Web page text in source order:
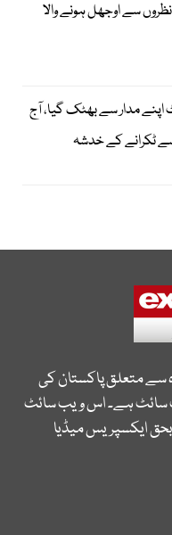
نظروں سے اوجھل ہونے والا
مدار سے بھٹک گیا، آج
ٹکرانے کے خدشہ
سے متعلق پاکستان کی
سائٹ ہے۔ اس ویب سائٹ
ایکسپریس میڈیا